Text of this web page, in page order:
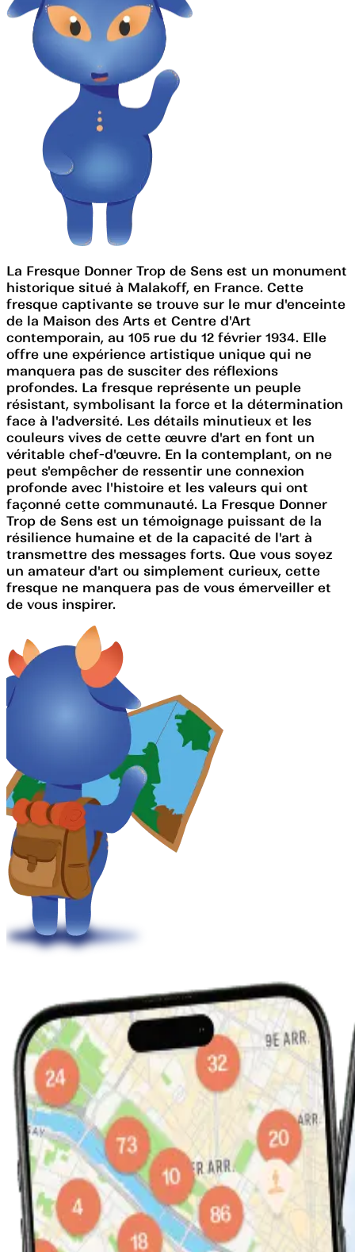
La Fresque Donner Trop de Sens est un monument
historique situé à Malakoff, en France. Cette
fresque captivante se trouve sur le mur d'enceinte
de la Maison des Arts et Centre d'Art
contemporain, au 105 rue du 12 février 1934. Elle
offre une expérience artistique unique qui ne
manquera pas de susciter des réflexions
profondes. La fresque représente un peuple
résistant, symbolisant la force et la détermination
face à l'adversité. Les détails minutieux et les
couleurs vives de cette œuvre d'art en font un
véritable chef-d'œuvre. En la contemplant, on ne
peut s'empêcher de ressentir une connexion
profonde avec l'histoire et les valeurs qui ont
façonné cette communauté. La Fresque Donner
Trop de Sens est un témoignage puissant de la
résilience humaine et de la capacité de l'art à
transmettre des messages forts. Que vous soyez
un amateur d'art ou simplement curieux, cette
fresque ne manquera pas de vous émerveiller et
de vous inspirer.